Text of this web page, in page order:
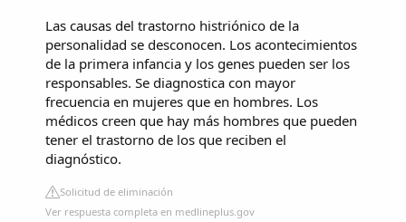
Las causas del trastorno histriónico de la
personalidad se desconocen. Los acontecimientos
de la primera infancia y los genes pueden ser los
responsables. Se diagnostica con mayor
frecuencia en mujeres que en hombres. Los
médicos creen que hay más hombres que pueden
tener el trastorno de los que reciben el
diagnóstico.
Solicitud de eliminación
Ver respuesta completa en medlineplus.gov